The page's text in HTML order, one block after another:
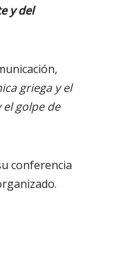
y del
griega y el
golpe de
conferencia